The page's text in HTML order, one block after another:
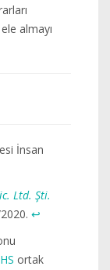
almayı
İnsan
Ltd. Şti.
↩︎
ortak